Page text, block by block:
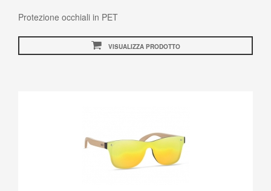
Protezione occhiali in PET
VISUALIZZA PRODOTTO